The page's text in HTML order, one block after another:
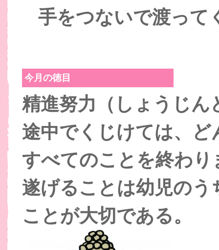
手をつないで渡って
今月の徳目
精進努力（しょうじん
途中でくじけては、
すべてのことを終わ
遂げることは幼児のう
ことが大切である。